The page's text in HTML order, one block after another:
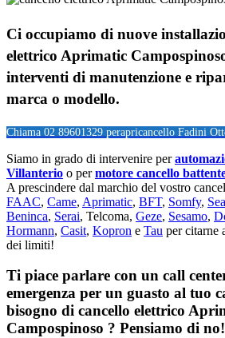
Ci occupiamo di nuove
elettrico Aprimatic
interventi di manutenzione e
marca o modello.
Chiama 02 89601329 perapricancello Fadini
Siamo in grado di intervenire per
Villanterio o permotore cancello
A prescindere dal marchio del vostro
FAAC, Came, Aprimatic, BFT, Somfy, Sea
Beninca, Serai, Telcoma, Geze, Sesamo,
Hormann, Casit, Kopron e Tau per citarne
dei limiti!
Ti piace parlare con un call
emergenza per un guasto al tuo
bisogno di cancello elettrico
Campospinoso ? Pensiamo di no!